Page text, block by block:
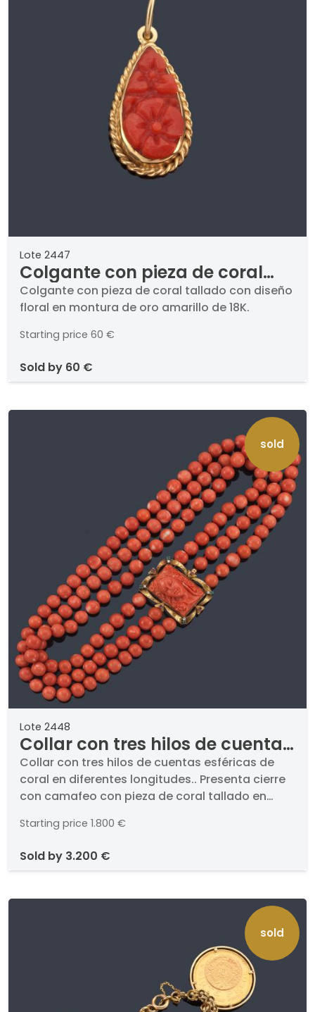
Lote 2447
Colgante con pieza de coral
tallado con diseño floral en
montura de oro amarillo de 18K.
Colgante con pieza de coral tallado con diseño
floral en montura de oro amarillo de 18K.
Starting price 60 €
sold by 60 €
sold
Lote 2448
Collar con tres hilos de cuentas
esféricas de coral en diferentes
longitudes.
Collar con tres hilos de cuentas esféricas de
coral en diferentes longitudes.. Presenta cierre
con camafeo con pieza de coral tallado en
amarillo de 18K, brillantes y gemas de color.
Starting price 1.800 €
sold by 3.200 €
sold